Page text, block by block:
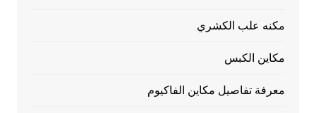
مكنه علب الكشري
مكاين الكبس
معرفة تفاصيل مكاين الفاكيوم